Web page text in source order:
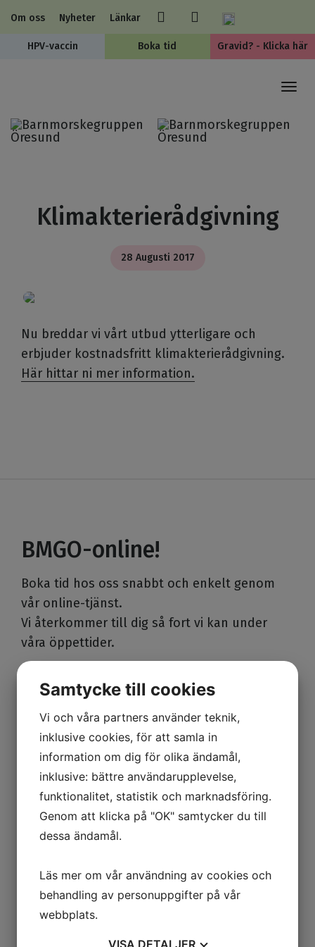
Om oss Nyheter Länkar
HPV-vaccin Boka tid Gravid? - Klicka här
Klimakterierådgivning
28 Augusti 2017
Nu breddar vi vårt utbud ytterligare och
erbjuder kostnadsfritt klimakterierådgivning.
Här hittar ni mer information.
BMGO-online!
Boka tid hos oss snabbt och enkelt genom
vår online-tjänst.
Vi återkommer till dig så fort vi kan under
våra öppettider.
Boka tid
Mödravård
Ultraljud
Preventivmedel
Sexologmottagning
Klimakterierådgivning
MammaMage
Samtycke till cookies
Vi och våra partners använder teknik,
inklusive cookies, för att samla in
information om dig för olika ändamål,
inklusive: bättre användarupplevelse,
funktionalitet, statistik och marknadsföring.
Genom att klicka på "OK" samtycker du till
dessa ändamål.
Läs mer om vår användning av cookies och
behandling av personuppgifter på vår
webbplats.
VISA DETALJER